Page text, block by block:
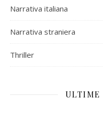
Narrativa italiana
Narrativa straniera
Thriller
ULTIME